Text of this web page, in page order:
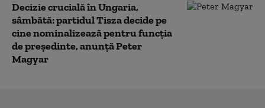
Decizie crucială în Ungaria,
sâmbătă: partidul Tisza decide pe
cine nominalizează pentru funcția
de președinte, anunță Peter
Magyar